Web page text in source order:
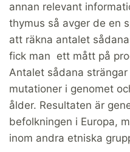
annan relevant
thymus så avger de en
att räkna antalet
fick man ett mått på
Antalet sådana
mutationer i genomet
ålder. Resultaten är
befolkningen i Europa,
inom andra etniska